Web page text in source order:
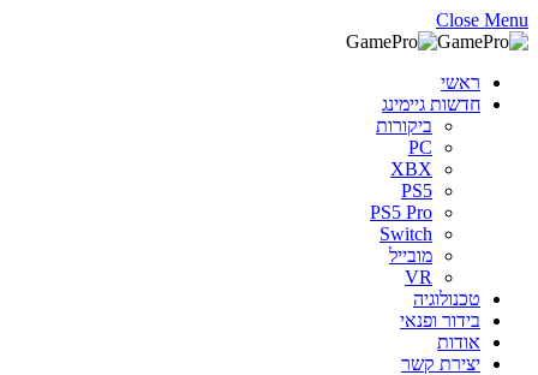
Close Menu
ראשי
חדשות גיימינג
ביקורות
PC
XBX
PS5
PS5 Pro
Switch
מובייל
VR
טכנולוגיה
בידור ופנאי
אודות
יצירת קשר